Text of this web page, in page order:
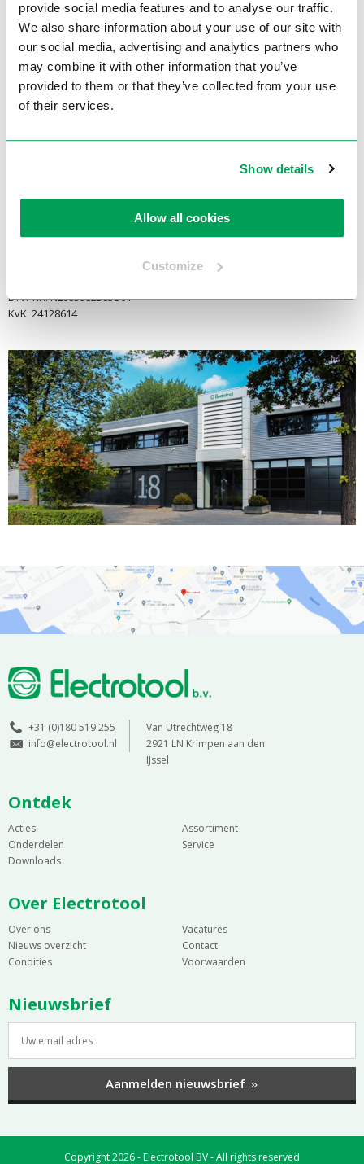
provide social media features and to analyse our traffic.
We also share information about your use of our site with
our social media, advertising and analytics partners who
may combine it with other information that you’ve
provided to them or that they’ve collected from your use
of their services.
Show details
Allow all cookies
Customize
Contactgegevens
Electrotool B.V.
2921 LN Krimpen aan den IJssel
E-mail:
BTW nr.: NL003982385B01
KvK: 24128614
+31 (0)180 519 255
info@electrotool.nl
Van Utrechtweg 18
2921 LN Krimpen aan den
IJssel
Ontdek
Acties
Assortiment
Onderdelen
Service
Downloads
Over Electrotool
Over ons
Vacatures
Nieuws overzicht
Contact
Condities
Voorwaarden
Nieuwsbrief
Aanmelden nieuwsbrief
Copyright 2026 - Electrotool BV - All rights reserved